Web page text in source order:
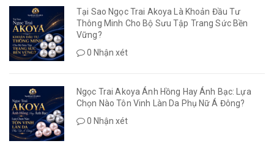
Tại Sao Ngọc Trai Akoya Là Khoản Đầu Tư
Thông Minh Cho Bộ Sưu Tập Trang Sức Bền
Vững?
0 Nhận xét
Ngọc Trai Akoya Ánh Hồng Hay Ánh Bạc: Lựa
Chọn Nào Tôn Vinh Làn Da Phụ Nữ Á Đông?
0 Nhận xét